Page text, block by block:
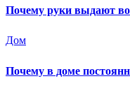
Почему руки выдают
Дом
Почему в доме